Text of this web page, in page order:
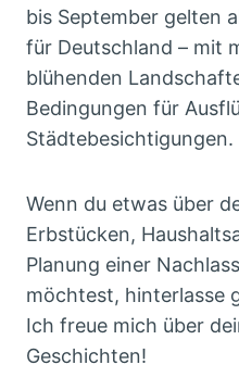
bis September gelten
für Deutschland – mit
blühenden
Bedingungen für
Städtebesichtigungen.
Wenn du etwas über
Erbstücken,
Planung einer
möchtest, hinterlasse
Ich freue mich über
Geschichten!